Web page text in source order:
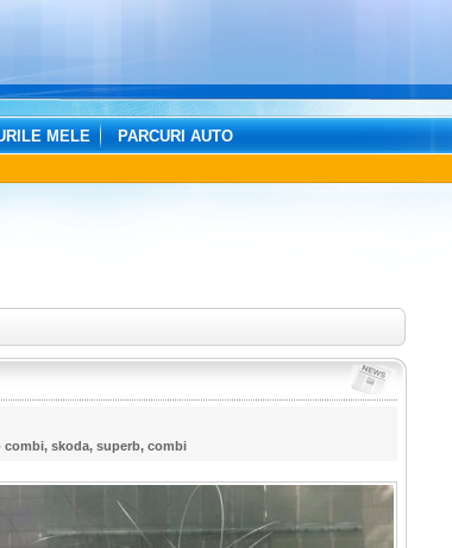
MELE PARCURI AUTO
combi, skoda, superb, combi